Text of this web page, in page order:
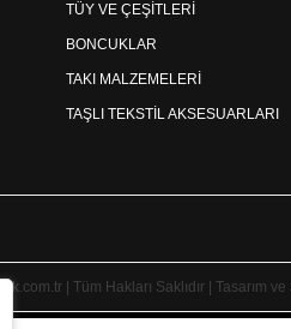
TÜY VE ÇEŞİTLERİ
BONCUKLAR
TAKI MALZEMELERİ
TAŞLI TEKSTİL AKSESUARLARI
| Tüm Hakları Saklıdır | Tasarım ve